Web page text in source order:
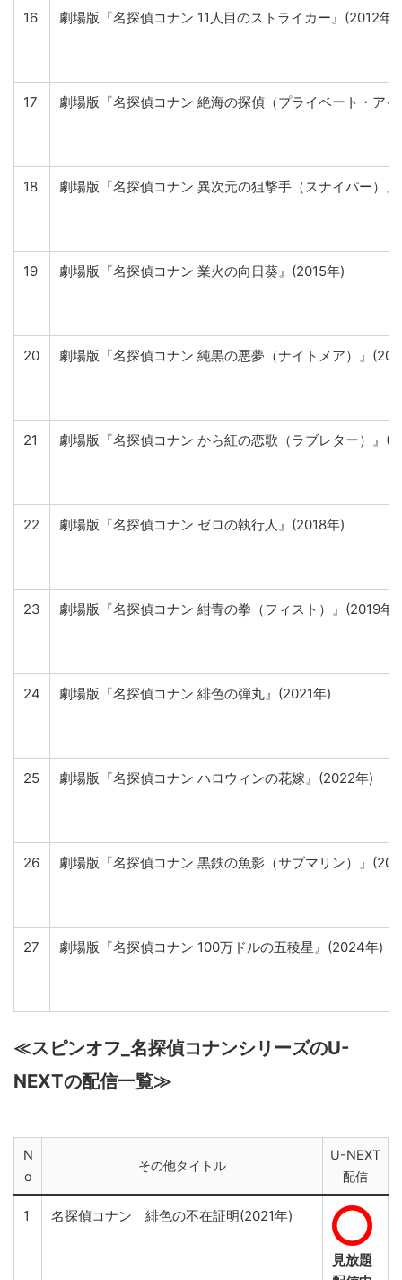
16 劇場版『名探偵コナン 11人目のストライカー』(2012年)
17 劇場版『名探偵コナン 絶海の探偵（プライベート・ア
18 劇場版『名探偵コナン 異次元の狙撃手（スナイパー）
19 劇場版『名探偵コナン 業火の向日葵』(2015年)
20 劇場版『名探偵コナン 純黒の悪夢（ナイトメア）』
21 劇場版『名探偵コナン から紅の恋歌（ラブレター）』
22 劇場版『名探偵コナン ゼロの執行人』(2018年)
23 劇場版『名探偵コナン 紺青の拳（フィスト）』(2019年)
24 劇場版『名探偵コナン 緋色の弾丸』(2021年)
25 劇場版『名探偵コナン ハロウィンの花嫁』(2022年)
26 劇場版『名探偵コナン 黒鉄の魚影（サブマリン）』
27 劇場版『名探偵コナン 100万ドルの五稜星』(2024年)
≪スピンオフ_名探偵コナンシリーズのU-
NEXTの配信一覧≫
N
o
その他タイトル
U-NEXT
配信
1 名探偵コナン 緋色の不在証明(2021年)
見放題